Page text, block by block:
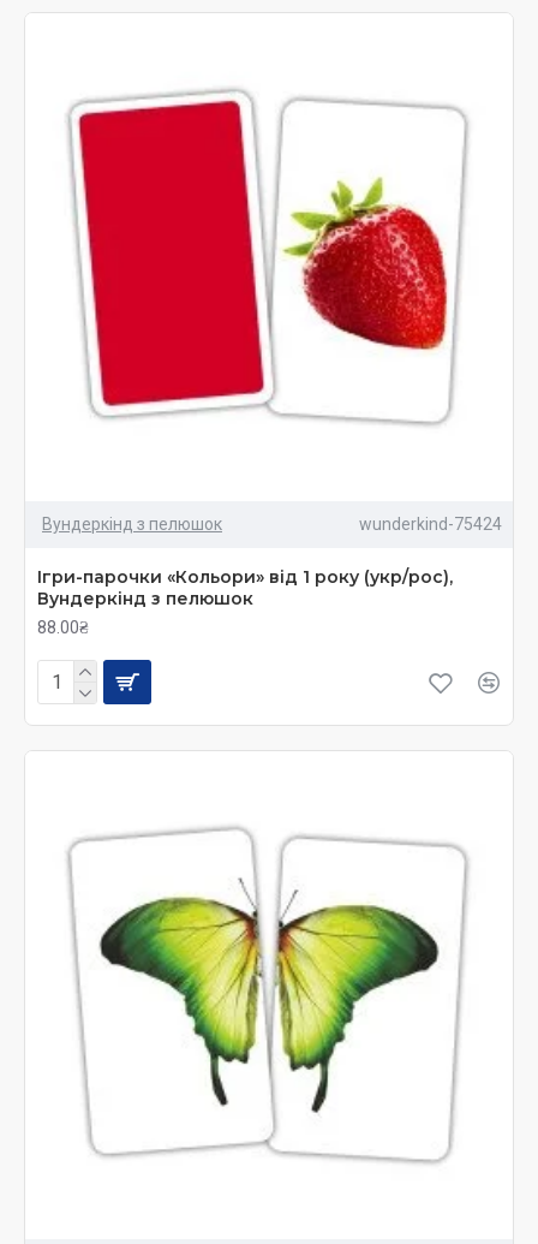
Обов'язково варто згадати про відмінне сучасне
рішення, що дозволяє в ігровій формі навчити
малюка абетці, рахунку, базовим знанням про
географію, тваринний і рослинний світ — електронні
плакати. У них передбачено кілька режимів: гра,
повторення та навчання. Яскраві зрозумілі картинки
та веселий голос обов'язково сподобаються
малюкові, з ними вчитися легко та весело!
Вундеркінд з пелюшок wunderkind-75424
Ігри-парочки «Кольори» від 1 року (укр/рос),
Вундеркінд з пелюшок
88.00₴